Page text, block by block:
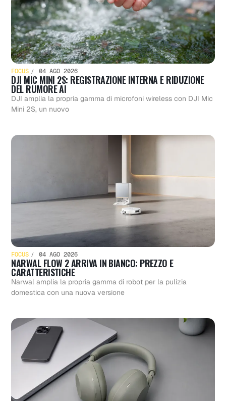
FOCUS 04 AGO 2026
DJI MIC MINI 2S: REGISTRAZIONE INTERNA E RIDUZIONE
DEL RUMORE AI
DJI amplia la propria gamma di microfoni wireless con DJI Mic
Mini 2S, un nuovo
FOCUS 04 AGO 2026
NARWAL FLOW 2 ARRIVA IN BIANCO: PREZZO E
CARATTERISTICHE
Narwal amplia la propria gamma di robot per la pulizia
domestica con una nuova versione